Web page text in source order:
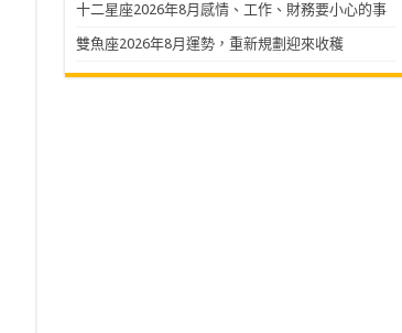
十二星座2026年8月感情、工作、財務要小心的事
雙魚座2026年8月運勢，重新規劃迎來收穫